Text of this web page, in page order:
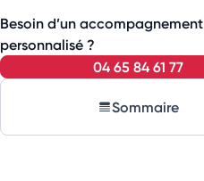
Besoin d’un accompagnement
personnalisé ?
04 65 84 61 77
Sommaire